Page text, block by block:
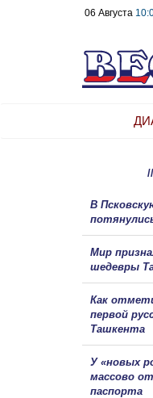
06 Августа
В
Мир
шедевры
Как
первой
Ташкента
У «новых
массово
паспорта